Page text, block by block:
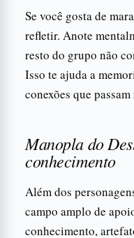
Se você gosta de
refletir. Anote
resto do grupo não
Isso te ajuda a
conexões que
Manopla do
conhecimento
Além dos
campo amplo de
conhecimento,